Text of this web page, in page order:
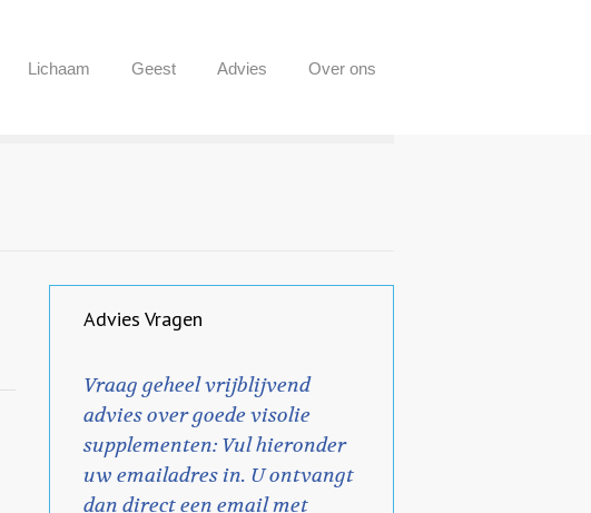
Lichaam Geest Advies Over ons
Advies Vragen
Vraag geheel vrijblijvend
advies over goede visolie
supplementen: Vul hieronder
uw emailadres in. U ontvangt
dan direct een email met